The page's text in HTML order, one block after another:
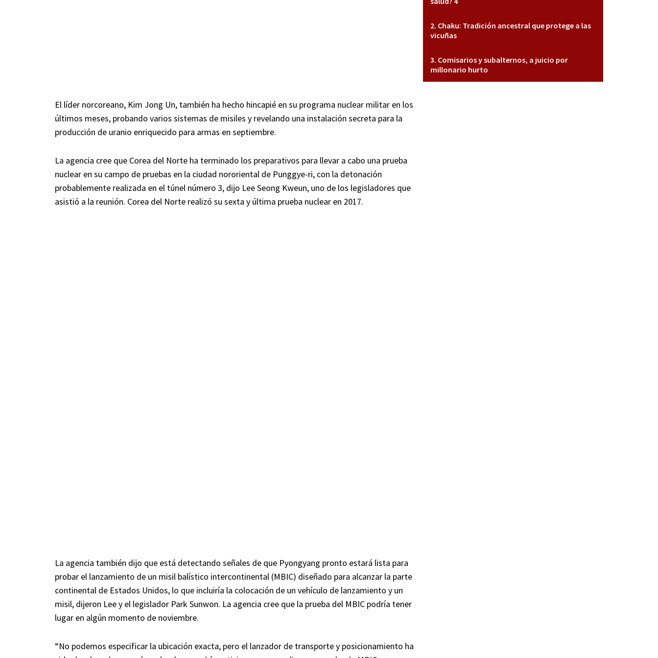
El líder norcoreano, Kim Jong Un, también ha hecho hincapié en su programa nuclear militar en los
últimos meses, probando varios sistemas de misiles y revelando una instalación secreta para la
producción de uranio enriquecido para armas en septiembre.
La agencia cree que Corea del Norte ha terminado los preparativos para llevar a cabo una prueba
nuclear en su campo de pruebas en la ciudad nororiental de Punggye-ri, con la detonación
probablemente realizada en el túnel número 3, dijo Lee Seong Kweun, uno de los legisladores que
asistió a la reunión. Corea del Norte realizó su sexta y última prueba nuclear en 2017.
La agencia también dijo que está detectando señales de que Pyongyang pronto estará lista para
probar el lanzamiento de un misil balístico intercontinental (MBIC) diseñado para alcanzar la parte
continental de Estados Unidos, lo que incluiría la colocación de un vehículo de lanzamiento y un
misil, dijeron Lee y el legislador Park Sunwon. La agencia cree que la prueba del MBIC podría tener
lugar en algún momento de noviembre.
“No podemos especificar la ubicación exacta, pero el lanzador de transporte y posicionamiento ha
Chaku: Tradición ancestral que protege a las
vicuñas
Comisarios y subalternos, a juicio por
millonario hurto